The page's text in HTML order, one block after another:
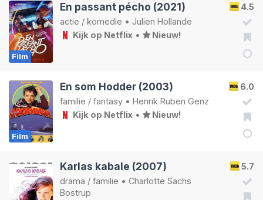
Film
4.5
En passant pécho (2021)
actie / komedie • Julien Hollande
Kijk op Netflix • Nieuw!
Film
6.0
En som Hodder (2003)
familie / fantasy • Henrik Ruben Genz
Kijk op Netflix • Nieuw!
5.7
Karlas kabale (2007)
drama / familie • Charlotte Sachs
Bostrup